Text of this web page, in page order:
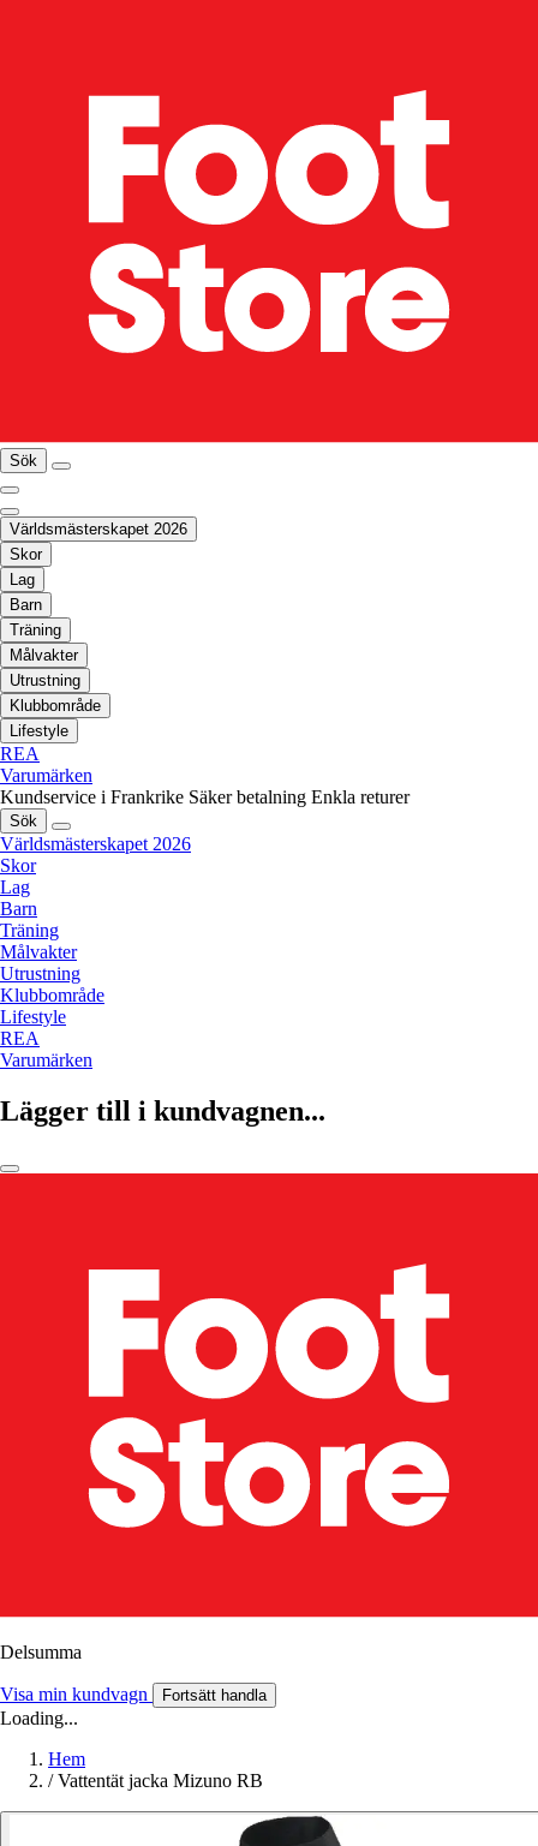
Sök
Världsmästerskapet 2026
Skor
Lag
Barn
Träning
Målvakter
Utrustning
Klubbområde
Lifestyle
REA
Varumärken
Kundservice i Frankrike Säker betalning Enkla returer
Sök
Världsmästerskapet 2026
Skor
Lag
Barn
Träning
Målvakter
Utrustning
Klubbområde
Lifestyle
REA
Varumärken
Lägger till i kundvagnen...
Delsumma
Visa min kundvagn Fortsätt handla
Loading...
Hem
/ Vattentät jacka Mizuno RB